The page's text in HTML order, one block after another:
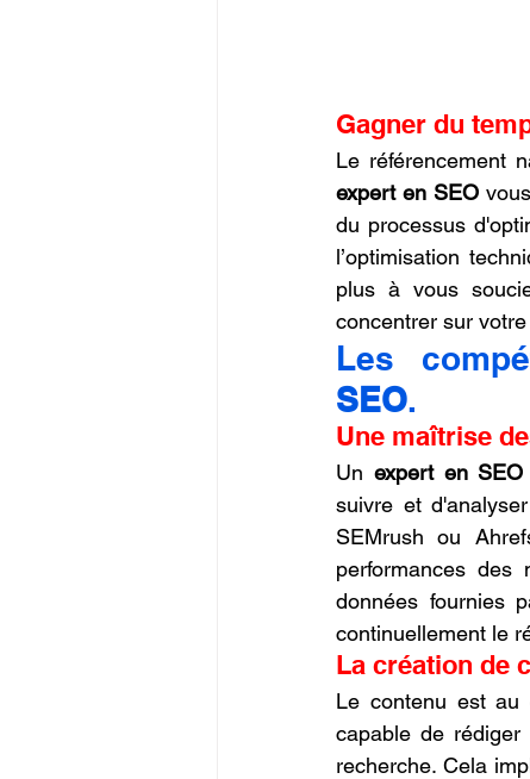
Gagner du
expert en SEO
du processus
l’optimisation
plus à vous
concentrer sur
Les
SEO.
Une maîtrise
Un expert en SEO
suivre et
SEMrush ou
performances des
données fournies
continuellement le
La création de
Le contenu est
capable de
recherche. Cela